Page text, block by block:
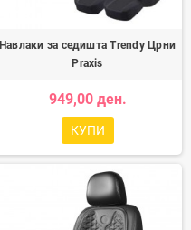
Навлаки за седишта Trendy Црни
Praxis
949,00 ден.
КУПИ